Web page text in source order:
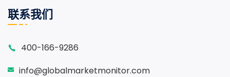
联系我们
400-166-9286
info@globalmarketmonitor.com